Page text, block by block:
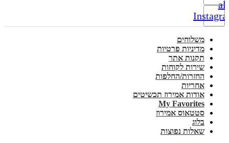
alt
משלוחים
מדיניות פרטיות
תקנות אתר
שירות לקוחות
החזרות/החלפות
אחריות
אודות אמירוז תכשיטים
My Favorites
סטטאוס אמירוז
בלוג
שאלות נפוצות